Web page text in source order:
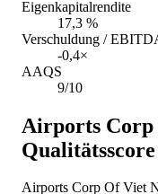
Eigenkapitalrendite
17,3 %
Verschuldung /
-0,4×
AAQS
9/10
Airports Corp
Airports Corp Of Viet